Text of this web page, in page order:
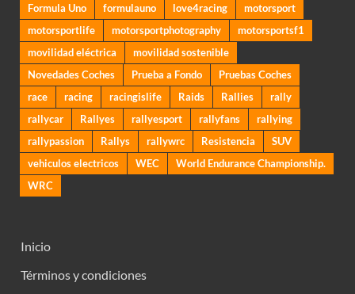
Formula Uno
formulauno love4racing
motorsport
motorsportlife
motorsportphotography
motorsportsf1
movilidad eléctrica
movilidad sostenible
Novedades Coches
Prueba a Fondo
Pruebas Coches
race
racing racingislife Raids Rallies
rally
rallycar
Rallyes rallyesport rallyfans
rallying
rallypassion
Rallys rallywrc Resistencia
SUV
vehiculos electricos
WEC
World Endurance Championship.
WRC
Inicio
Términos y condiciones